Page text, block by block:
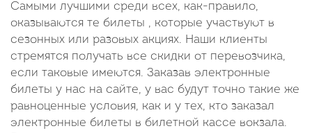
Самыми лучшими среди всех, как-правило,
оказываются те билеты , которые участвуют в
сезонных или разовых акциях. Наши клиенты
стремятся получать все скидки от перевозчика,
если таковые имеются. Заказав электронные
билеты у нас на сайте, у вас будут точно такие же
равноценные условия, как и у тех, кто заказал
электронные билеты в билетной кассе вокзала.